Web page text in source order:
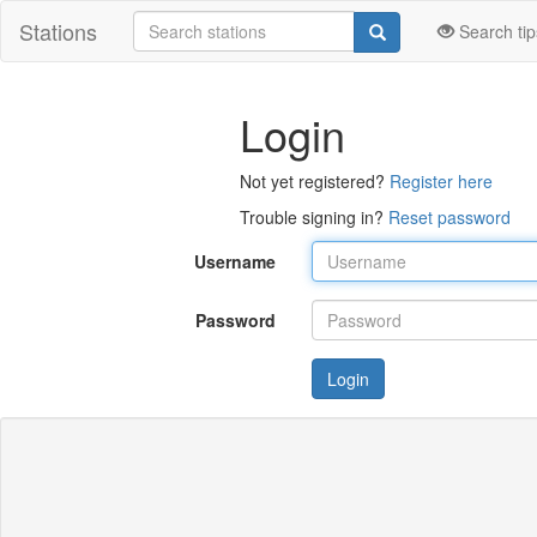
Stations Search
Login
Not yet registered? Register here
Trouble signing in? Reset password
Username
Password
Login